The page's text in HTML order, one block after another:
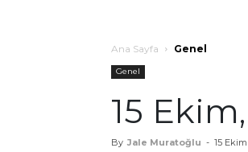
Ana Sayfa Genel
Genel
15
By Jale Muratoğlu - 15